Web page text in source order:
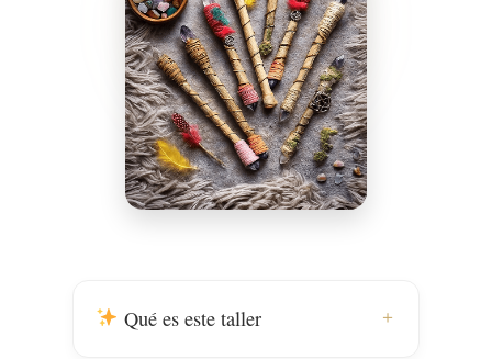
Qué es este taller